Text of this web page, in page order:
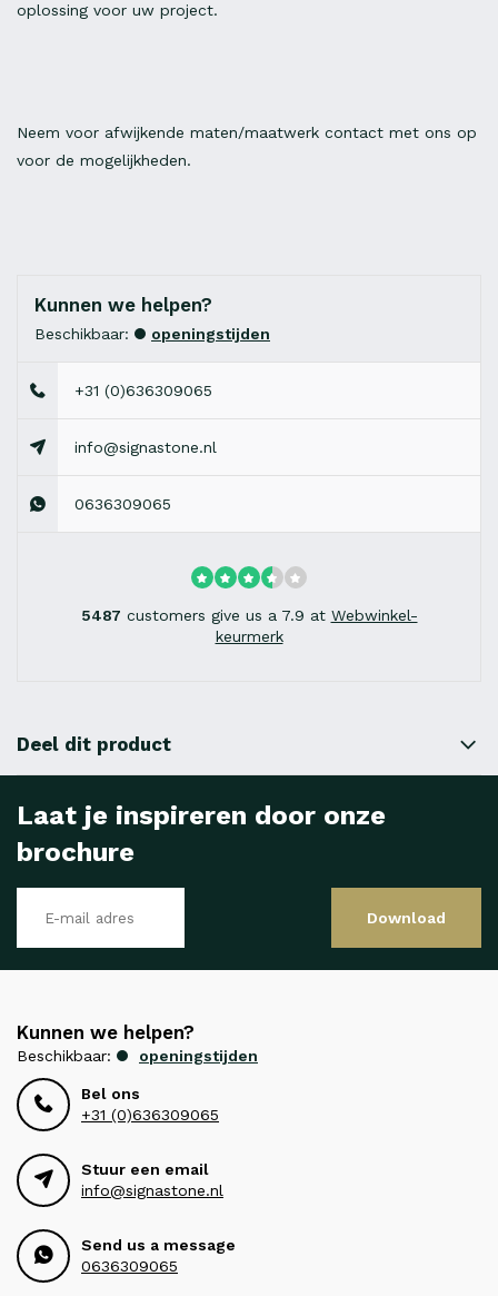
oplossing voor uw project.
Neem voor afwijkende maten/maatwerk contact met ons op
voor de mogelijkheden.
Kunnen we helpen?
Beschikbaar: openingstijden
+31 (0)636309065
info@signastone.nl
0636309065
5487 customers give us a 7.9 at Webwinkel-
keurmerk
Deel dit product
Laat je inspireren door onze
brochure
Download
Kunnen we helpen?
Beschikbaar: openingstijden
Bel ons
+31 (0)636309065
Stuur een email
info@signastone.nl
Send us a message
0636309065